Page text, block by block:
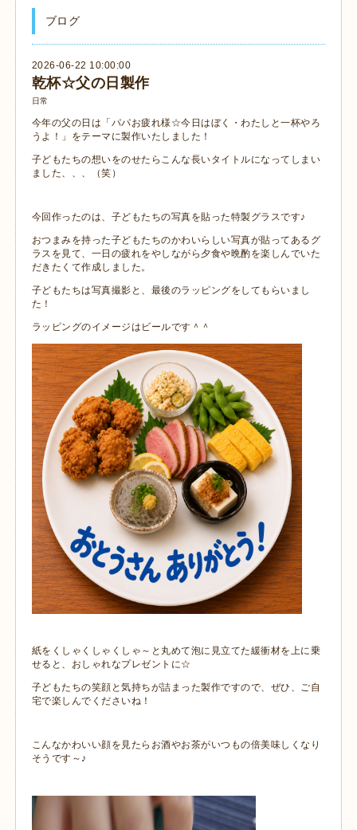
ブログ
2026-06-22 10:00:00
乾杯☆父の日製作
日常
今年の父の日は「パパお疲れ様☆今日はぼく・わたしと一杯やろ
うよ！」をテーマに製作いたしました！
子どもたちの想いをのせたらこんな長いタイトルになってしまい
ました、、、（笑）
今回作ったのは、子どもたちの写真を貼った特製グラスです♪
おつまみを持った子どもたちのかわいらしい写真が貼ってあるグ
ラスを見て、一日の疲れをやしながら夕食や晩酌を楽しんでいた
だきたくて作成しました。
子どもたちは写真撮影と、最後のラッピングをしてもらいまし
た！
ラッピングのイメージはビールです＾＾
紙をくしゃくしゃくしゃ～と丸めて泡に見立てた緩衝材を上に乗
せると、おしゃれなプレゼントに☆
子どもたちの笑顔と気持ちが詰まった製作ですので、ぜひ、ご自
宅で楽しんでくださいね！
こんなかわいい顔を見たらお酒やお茶がいつもの倍美味しくなり
そうです～♪